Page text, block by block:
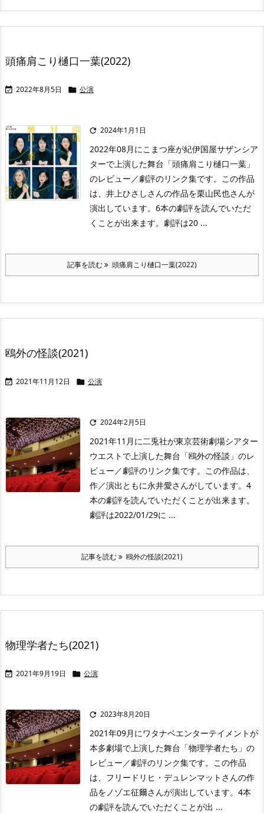
頭痛肩こり樋口一葉(2022)
 2022年8月5日  公演
 2024年1月1日
2022年08月にこまつ座が紀伊国屋サザンシア
ターで上演した舞台「頭痛肩こり樋口一葉」
のレビュー／劇評のリンク集です。この作品
は、井上ひさしさんの作品を栗山民也さんが
演出しています。6本の劇評を読んでいただ
くことが出来ます。劇評は20 ...
記事を読む 頭痛肩こり樋口一葉(2022)
鴎外の怪談(2021)
 2021年11月12日  公演
 2024年2月5日
2021年11月に二兎社が東京芸術劇場シアター
ウエストで上演した舞台「鴎外の怪談」のレ
ビュー／劇評のリンク集です。この作品は、
作／演出ともに永井愛さんがしています。4
本の劇評を読んでいただくことが出来ます。
劇評は2022/01/29に ...
記事を読む 鴎外の怪談(2021)
物理学者たち(2021)
 2021年9月19日  公演
 2023年8月20日
2021年09月にワタナベエンターテイメントが
本多劇場で上演した舞台「物理学者たち」の
レビュー／劇評のリンク集です。この作品
は、フリードリヒ・デュレンマットさんの作
品をノゾエ征爾さんが演出しています。4本
の劇評を読んでいただくことが出 ...